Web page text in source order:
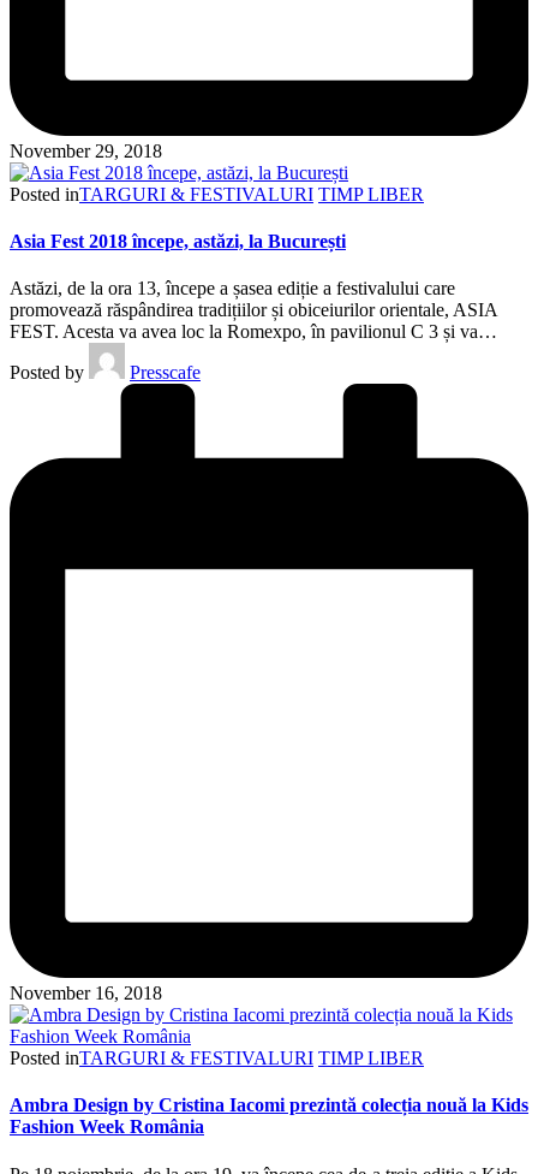
November 29, 2018
Posted inTARGURI & FESTIVALURI TIMP LIBER
Asia Fest 2018 începe, astăzi, la București
Astăzi, de la ora 13, începe a șasea ediție a festivalului care
promovează răspândirea tradițiilor și obiceiurilor orientale, ASIA
FEST. Acesta va avea loc la Romexpo, în pavilionul C 3 și va…
Posted by
Presscafe
November 16, 2018
Posted inTARGURI & FESTIVALURI TIMP LIBER
Ambra Design by Cristina Iacomi prezintă colecția nouă la Kids
Fashion Week România